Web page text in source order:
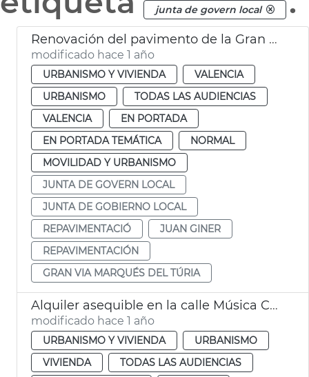
junta de govern local
Renovación del pavimento de la Gran Via Marqués del Túria de València
modificado hace 1 año
URBANISMO Y VIVIENDA
VALENCIA
URBANISMO
TODAS LAS AUDIENCIAS
VALENCIA
EN PORTADA
EN PORTADA TEMÁTICA
NORMAL
MOVILIDAD Y URBANISMO
JUNTA DE GOVERN LOCAL
JUNTA DE GOBIERNO LOCAL
REPAVIMENTACIÓ
JUAN GINER
REPAVIMENTACIÓN
GRAN VIA MARQUÉS DEL TÚRIA
Alquiler asequible en la calle Música Chapí València
modificado hace 1 año
URBANISMO Y VIVIENDA
URBANISMO
VIVIENDA
TODAS LAS AUDIENCIAS